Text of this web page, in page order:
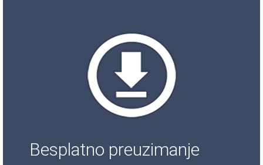
Besplatno preuzimanje